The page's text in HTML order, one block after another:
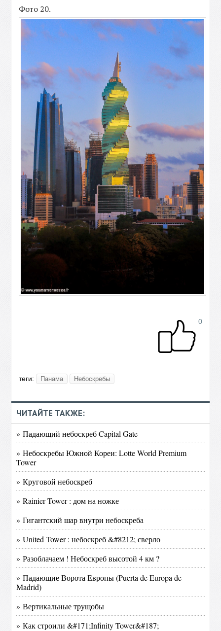
Фото 20.
0
теги: Панама Небоскребы
ЧИТАЙТЕ ТАКЖЕ:
» Падающий небоскреб Capital Gate
» Небоскребы Южной Кореи: Lotte World Premium
Tower
» Круговой небоскреб
» Rainier Tower : дом на ножке
» Гигантский шар внутри небоскреба
» United Tower : небоскреб &#8212; сверло
» Разоблачаем ! Небоскреб высотой 4 км ?
» Падающие Ворота Европы (Puerta de Europa de
Madrid)
» Вертикальные трущобы
» Как строили &#171;Infinity Tower&#187;